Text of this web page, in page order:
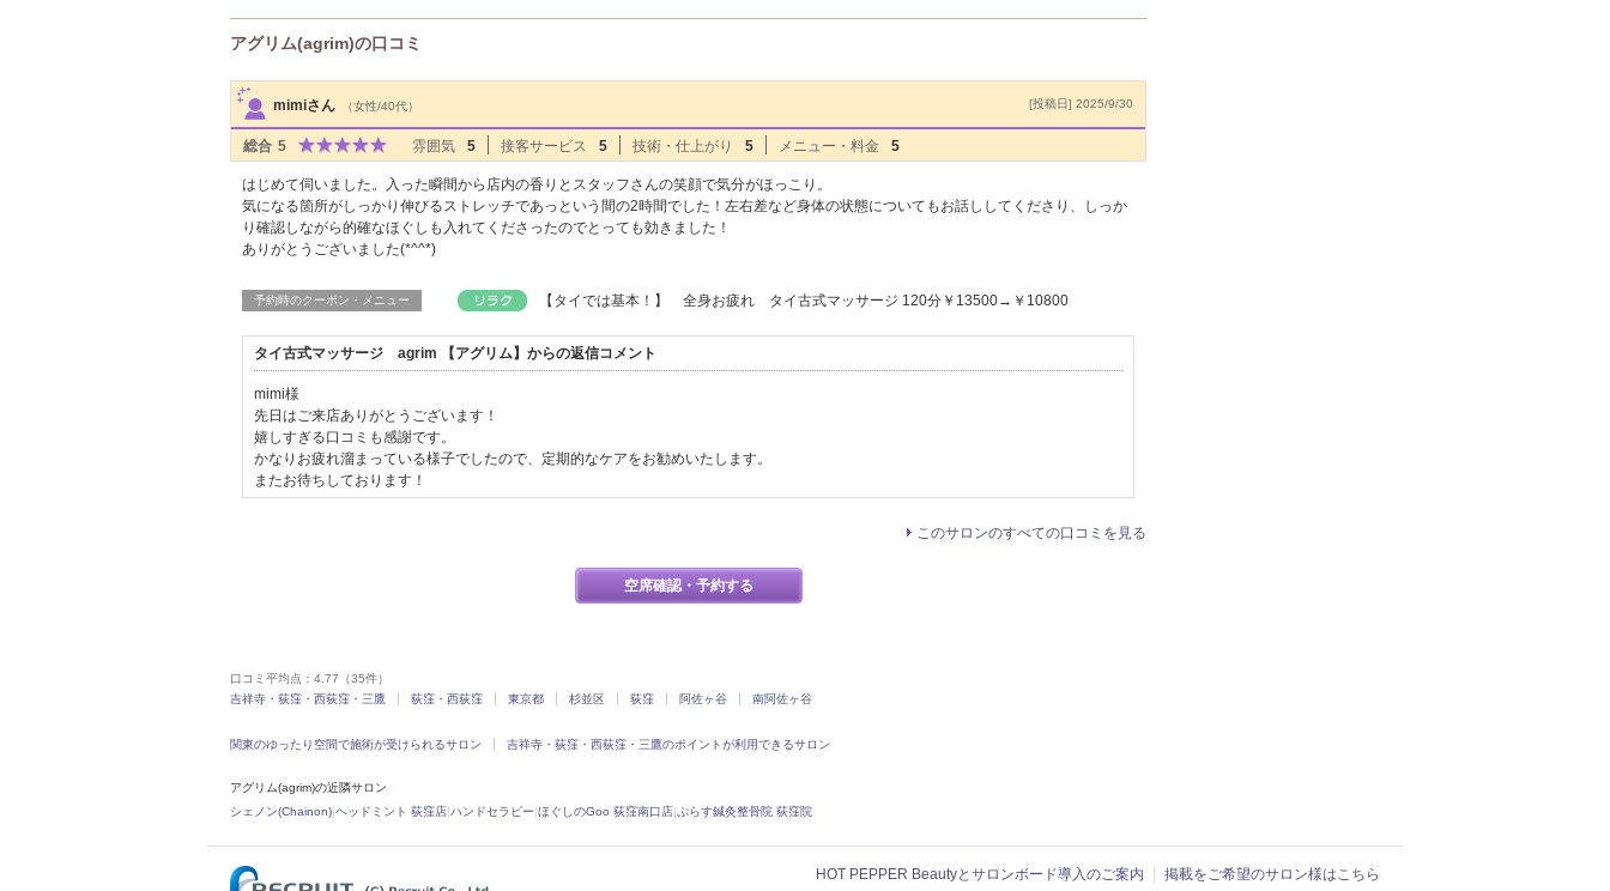
アグリム(agrim)の口コミ
サロンPick Up
mimiさん
（女性/40代） [投稿日] 2025/9/30
総合 5 雰囲気 5 接客サービス 5 技術・仕上がり 5 メニュー・料金 5
はじめて伺いました。入った瞬間から店内の香りとスタッフさんの笑顔で気分がほっこり。
気になる箇所がしっかり伸びるストレッチであっという間の2時間でした！左右差など身体の状態についてもお話ししてくださり、しっか
り確認しながら的確なほぐしも入れてくださったのでとっても効きました！
ありがとうございました(*^^*)
予約時のクーポン・メニュー 【タイでは基本！】 全身お疲れ タイ古式マッサージ 120分￥13500→￥10800
タイ古式マッサージ agrim 【アグリム】からの返信コメント
mimi様
先日はご来店ありがとうございます！
嬉しすぎる口コミも感謝です。
かなりお疲れ溜まっている様子でしたので、定期的なケアをお勧めいたします。
またお待ちしております！
このサロンのすべての口コミを見る
空席確認・予約する
口コミ平均点： 4.77 （35件）
吉祥寺・荻窪・西荻窪・三鷹 荻窪・西荻窪 東京都 杉並区 荻窪 阿佐ヶ谷 南阿佐ヶ谷
関東のゆったり空間で施術が受けられるサロン 吉祥寺・荻窪・西荻窪・三鷹のポイントが利用できるサロン
アグリム(agrim)の近隣サロン
シェノン(Chainon)|ヘッドミント 荻窪店|ハンドセラピー|ほぐしのGoo 荻窪南口店| ぷらす鍼灸整骨院 荻窪院
HOT PEPPER Beautyとサロンボード導入のご案内 掲載をご希望のサロン様はこちら